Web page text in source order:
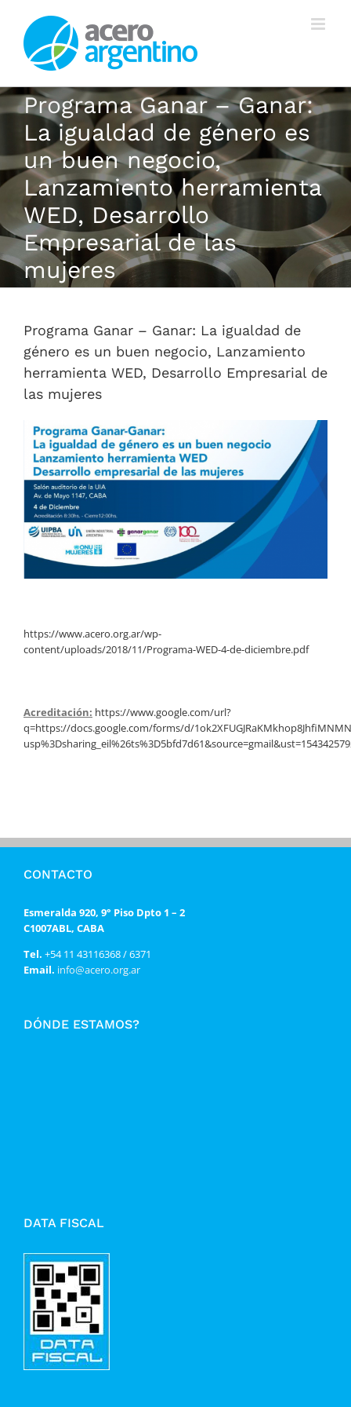
contenido
Programa Ganar – Ganar:
La igualdad de género es
un buen negocio,
Lanzamiento herramienta
WED, Desarrollo
Empresarial de las
mujeres
Programa Ganar – Ganar: La igualdad de
género es un buen negocio, Lanzamiento
herramienta WED, Desarrollo Empresarial de
las mujeres
https://www.acero.org.ar/wp-
content/uploads/2018/11/Programa-WED-4-de-diciembre.pdf
Acreditación: https://www.google.com/url?
q=https://docs.google.com/forms/d/
CONTACTO
Esmeralda 920, 9° Piso Dpto 1 – 2
C1007ABL, CABA
Tel. +54 11 43116368 / 6371
Email. info@acero.org.ar
DÓNDE ESTAMOS?
DATA FISCAL